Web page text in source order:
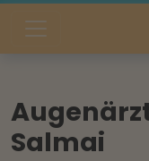
Salmai